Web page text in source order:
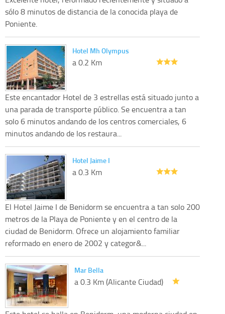
sólo 8 minutos de distancia de la conocida playa de
Poniente.
Hotel Mh Olympus
a 0.2 Km
Este encantador Hotel de 3 estrellas está situado junto a
una parada de transporte público. Se encuentra a tan
solo 6 minutos andando de los centros comerciales, 6
minutos andando de los restaura...
Hotel Jaime I
a 0.3 Km
El Hotel Jaime I de Benidorm se encuentra a tan solo 200
metros de la Playa de Poniente y en el centro de la
ciudad de Benidorm. Ofrece un alojamiento familiar
reformado en enero de 2002 y categor&...
Mar Bella
a 0.3 Km (Alicante Ciudad)